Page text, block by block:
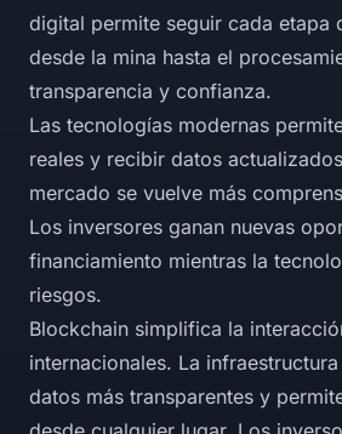
digital permite seguir cada etapa
desde la mina hasta el
transparencia y confianza.
Las tecnologías modernas
reales y recibir datos
mercado se vuelve más
Los inversores ganan nuevas
financiamiento mientras la
riesgos.
Blockchain simplifica la
internacionales. La
datos más transparentes y